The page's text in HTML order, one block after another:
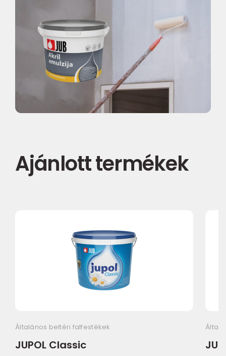
Ajánlott termékek
Általános beltéri falfestékek
JUPOL Classic